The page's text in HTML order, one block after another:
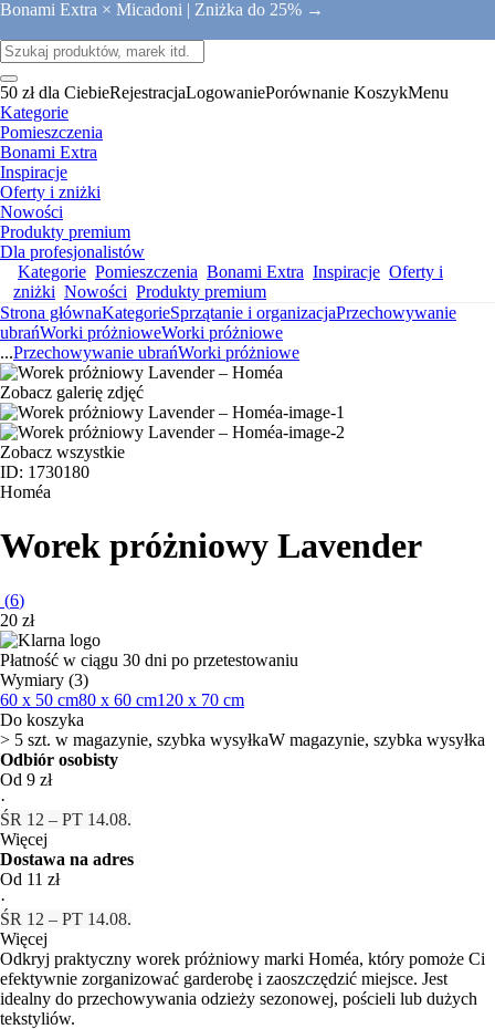
Bonami Extra × Micadoni | Zniżka do 25% →
50 zł dla CiebieRejestracjaLogowaniePorównanie KoszykMenu
Kategorie
Pomieszczenia
Bonami Extra
Inspiracje
Oferty i zniżki
Nowości
Produkty premium
Dla profesjonalistów
Kategorie Pomieszczenia Bonami Extra Inspiracje Oferty i
zniżki Nowości Produkty premium
Strona głównaKategorieSprzątanie i organizacjaPrzechowywanie
ubrańWorki próżnioweWorki próżniowe
...Przechowywanie ubrańWorki próżniowe
Zobacz galerię zdjęć
Zobacz wszystkie
ID: 1730180
Homéa
Worek próżniowy Lavender
(6)
20 zł
Płatność w ciągu 30 dni po przetestowaniu
Wymiary (3)
60 x 50 cm80 x 60 cm120 x 70 cm
Do koszyka
> 5 szt. w magazynie, szybka wysyłkaW magazynie, szybka wysyłka
Odbiór osobisty
Od 9 zł
·
ŚR 12 – PT 14.08.
Więcej
Dostawa na adres
Od 11 zł
·
ŚR 12 – PT 14.08.
Więcej
Odkryj praktyczny worek próżniowy marki Homéa, który pomoże Ci
efektywnie zorganizować garderobę i zaoszczędzić miejsce. Jest
idealny do przechowywania odzieży sezonowej, pościeli lub dużych
tekstyliów.